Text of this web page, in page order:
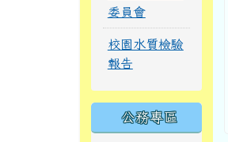
委員會
校園水質檢驗
報告
公務專區